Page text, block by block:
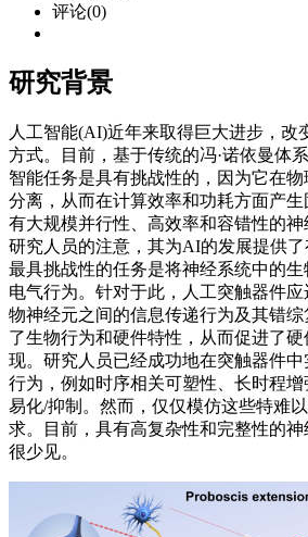
评论(0)
研究背景
人工智能(AI)近年来取得巨大进步，改
方式。目前，基于传统的冯·诺依曼体
智能任务是具有挑战性的，因为它在
分离，从而在计算效率和功耗方面产
有大规模并行性、高效率和容错性的
研究人员的注意，其为AI的发展提供
最具挑战性的任务是将神经系统中的
电气行为。针对于此，人工突触器件
物神经元之间的信息传递行为及其错
了生物行为和硬件特性，从而促进了
现。研究人员已经成功地在突触器件
行为，例如时序相关可塑性、长时程
易化/抑制。然而，仅仅模仿这些特难
求。目前，具有高复杂性和完整性的
很少见。